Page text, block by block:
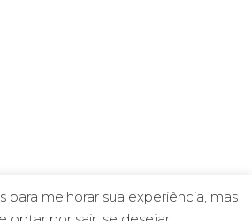
© 2026 | Webdesign por Francisco Espada &Officina Noctua
para melhorar sua experiência, mas